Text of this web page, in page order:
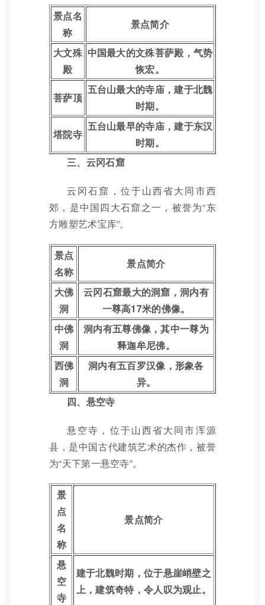
景点名
称
景点简介
大文殊
殿
中国最大的文殊菩萨殿，气势
恢宏。
菩萨顶
五台山最大的寺庙，建于北魏
时期。
塔院寺
五台山最早的寺庙，建于东汉
时期。
三、云冈石窟
云冈石窟，位于山西省大同市西
郊，是中国四大石窟之一，被誉为“东
方雕塑艺术宝库”。
景点
名称
景点简介
大佛
洞
云冈石窟最大的洞窟，洞内有
一尊高17米的佛像。
中佛
洞
洞内有五尊佛像，其中一尊为
释迦牟尼佛。
西佛
洞
洞内有五百罗汉像，形象各
异。
四、悬空寺
悬空寺，位于山西省大同市浑源
县，是中国古代建筑艺术的杰作，被誉
为“天下第一悬空寺”。
景
点
名
称
景点简介
悬
空
寺
建于北魏时期，位于悬崖峭壁之
上，建筑奇特，令人叹为观止。